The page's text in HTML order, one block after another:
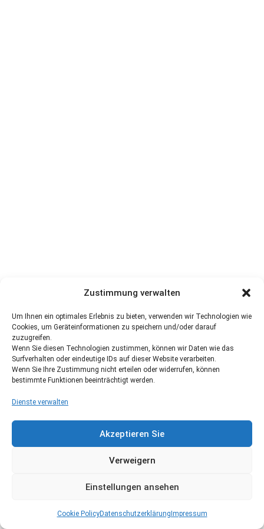
Zustimmung verwalten
Um Ihnen ein optimales Erlebnis zu bieten, verwenden wir Technologien wie
Cookies, um Geräteinformationen zu speichern und/oder darauf
zuzugreifen.
Wenn Sie diesen Technologien zustimmen, können wir Daten wie das
Surfverhalten oder eindeutige IDs auf dieser Website verarbeiten.
Wenn Sie Ihre Zustimmung nicht erteilen oder widerrufen, können
bestimmte Funktionen beeinträchtigt werden.
Dienste verwalten
Akzeptieren Sie
Verweigern
Einstellungen ansehen
Cookie PolicyDatenschutzerklärung Impressum